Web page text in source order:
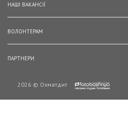
НАШІ ВАКАНСІЇ
ВОЛОНТЕРАМ
ПАРТНЕРИ
2026 © Охматдит